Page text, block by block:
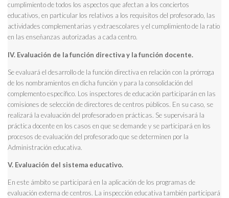
cumplimiento de todos los aspectos que afectan a los conciertos
educativos, en particular los relativos a los requisitos del profesorado, las
actividades complementarias y extraescolares y el cumplimiento de la ratio
en las enseñanzas autorizadas a cada centro.
IV. Evaluación de la función directiva y la función docente.
Se evaluará el desarrollo de la función directiva en relación con la prórroga
de los nombramientos en dicha función y para la consolidación del
complemento específico. Los inspectores de educación participarán en las
comisiones de selección de directores de centros públicos. En su caso, se
realizará la evaluación del profesorado en prácticas. Se supervisará la
práctica docente en los casos en que se demande y se participará en los
procesos de evaluación del profesorado que se determinen por la
Administración educativa.
V. Evaluación del sistema educativo.
En este ámbito se participará en la aplicación de los programas de
evaluación externa de centros. La inspección educativa también participará